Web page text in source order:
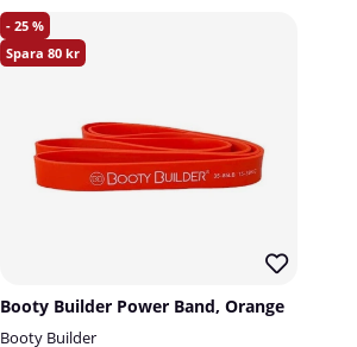
25
80
Booty Builder Power Band, Orange
Booty Builder